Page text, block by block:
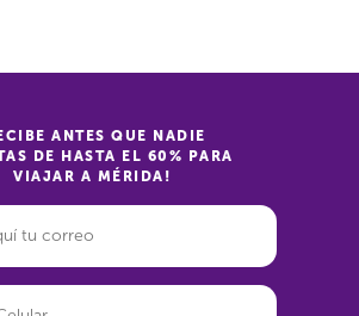
ANTES QUE NADIE
DE HASTA EL 60% PARA
VIAJAR A MÉRIDA!